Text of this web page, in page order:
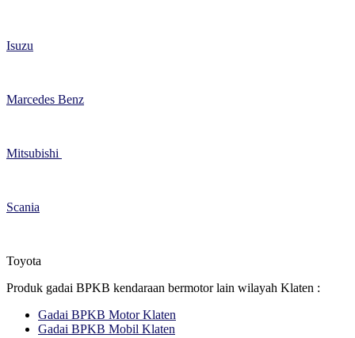
Isuzu
Marcedes Benz
Mitsubishi
Scania
Toyota
Produk gadai BPKB kendaraan bermotor lain wilayah Klaten :
Gadai BPKB Motor Klaten
Gadai BPKB Mobil Klaten